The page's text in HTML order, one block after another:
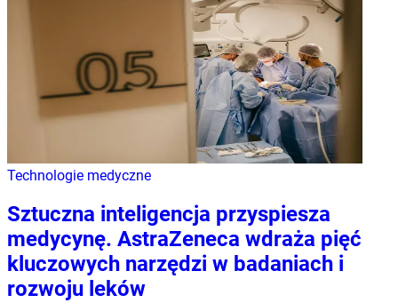
Technologie medyczne
Sztuczna inteligencja przyspiesza
medycynę. AstraZeneca wdraża pięć
kluczowych narzędzi w badaniach i
rozwoju leków